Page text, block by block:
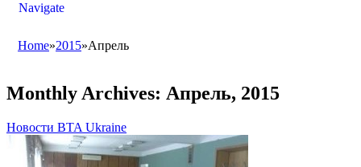
Navigate
Home»2015»Апрель
Monthly Archives: Апрель, 2015
Новости BTA Ukraine